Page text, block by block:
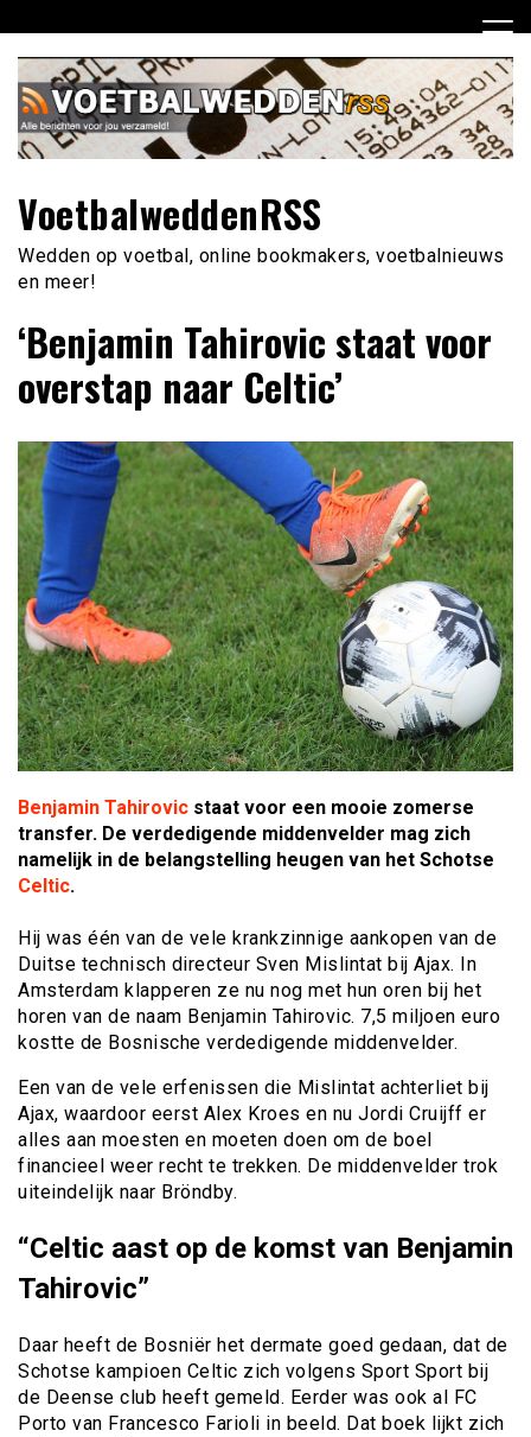
naar
inhoud
VoetbalweddenRSS
Wedden op voetbal, online bookmakers, voetbalnieuws
en meer!
‘Benjamin Tahirovic staat voor
overstap naar Celtic’
Benjamin Tahirovic staat voor een mooie zomerse
transfer. De verdedigende middenvelder mag zich
namelijk in de belangstelling heugen van het Schotse
Celtic.
Hij was één van de vele krankzinnige aankopen van de
Duitse technisch directeur Sven Mislintat bij Ajax. In
Amsterdam klapperen ze nu nog met hun oren bij het
horen van de naam Benjamin Tahirovic. 7,5 miljoen euro
kostte de Bosnische verdedigende middenvelder.
Een van de vele erfenissen die Mislintat achterliet bij
Ajax, waardoor eerst Alex Kroes en nu Jordi Cruijff er
alles aan moesten en moeten doen om de boel
financieel weer recht te trekken. De middenvelder trok
uiteindelijk naar Bröndby.
“Celtic aast op de komst van Benjamin
Tahirovic”
Daar heeft de Bosniër het dermate goed gedaan, dat de
Schotse kampioen Celtic zich volgens Sport Sport bij
de Deense club heeft gemeld. Eerder was ook al FC
Porto van Francesco Farioli in beeld. Dat boek lijkt zich